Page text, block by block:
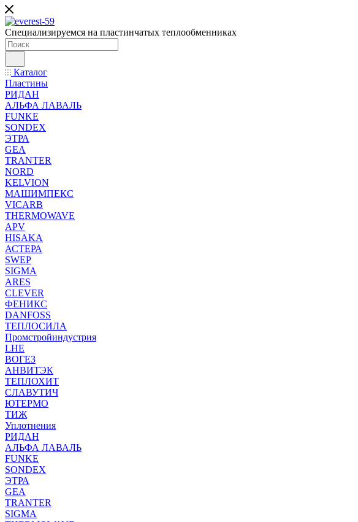
Специализируемся на пластинчатых теплообменниках
Каталог
Пластины
РИДАН
АЛЬФА ЛАВАЛЬ
FUNKE
SONDEX
ЭТРА
GEA
TRANTER
NORD
KELVION
МАШИМПЕКС
VICARB
THERMOWAVE
APV
HISAKA
АСТЕРА
SWEP
SIGMA
ARES
CLEVER
ФЕНИКС
DANFOSS
ТЕПЛОСИЛА
Промстройиндустрия
LHE
ВОГЕЗ
АНВИТЭК
ТЕПЛОХИТ
СЛАВУТИЧ
ЮТЕРМО
ТИЖ
Уплотнения
РИДАН
АЛЬФА ЛАВАЛЬ
FUNKE
SONDEX
ЭТРА
GEA
TRANTER
SIGMA